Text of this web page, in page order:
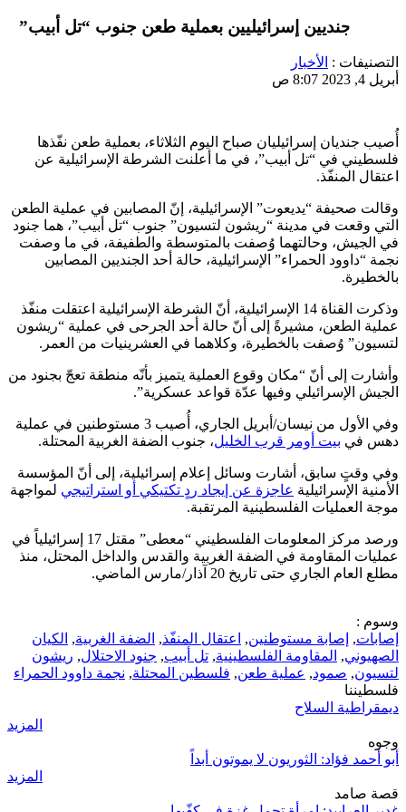
إصابة جنديين إسرائيليين بعملية طعن جنوب “تل أبيب”
التصنيفات : الأخبار
أبريل 4, 2023 8:07 ص
أُصيب جنديان إسرائيليان صباح اليوم الثلاثاء، بعملية طعن نفّذها
فلسطيني في “تل أبيب”، في ما أعلنت الشرطة الإسرائيلية عن
اعتقال المنفّذ.
وقالت صحيفة “يديعوت” الإسرائيلية، إنّ المصابين في عملية الطعن
التي وقعت في مدينة “ريشون لتسيون” جنوب “تل أبيب”، هما جنود
في الجيش، وحالتهما وُصفت بالمتوسطة والطفيفة، في ما وصفت
نجمة “داوود الحمراء” الإسرائيلية، حالة أحد الجنديين المصابين
بالخطيرة.
وذكرت القناة 14 الإسرائيلية، أنّ الشرطة الإسرائيلية اعتقلت منفّذ
عملية الطعن، مشيرةً إلى أنّ حالة أحد الجرحى في عملية “ريشون
لتسيون” وُصفت بالخطيرة، وكلاهما في العشرينيات من العمر.
وأشارت إلى أنّ “مكان وقوع العملية يتميز بأنّه منطقة تعجّ بجنود من
الجيش الإسرائيلي وفيها عدّة قواعد عسكرية”.
وفي الأول من نيسان/أبريل الجاري، أُصيب 3 مستوطنين في عملية
دهس في بيت أومر قرب الخليل، جنوب الضفة الغربية المحتلة.
وفي وقتٍ سابق، أشارت وسائل إعلام إسرائيلية، إلى أنّ المؤسسة
الأمنية الإسرائيلية عاجزة عن إيجاد ردٍ تكتيكي أو استراتيجي لمواجهة
موجة العمليات الفلسطينية المرتقبة.
ورصد مركز المعلومات الفلسطيني “معطى” مقتل 17 إسرائيلياً في
عمليات المقاومة في الضفة الغربية والقدس والداخل المحتل، منذ
مطلع العام الجاري حتى تاريخ 20 آذار/مارس الماضي.
وسوم :
إصابات, إصابة مستوطنين, اعتقال المنفّذ, الضفة الغربية, الكيان
الصهيوني, المقاومة الفلسطينية, تل أبيب, جنود الاحتلال, ريشون
لتسيون, صمود, عملية طعن, فلسطين المحتلة, نجمة داوود الحمراء
فلسطيننا
ديمقراطية السلاح
المزيد
وجوه
أبو أحمد فؤاد: الثوريون لا يموتون أبداً
المزيد
قصة صامد